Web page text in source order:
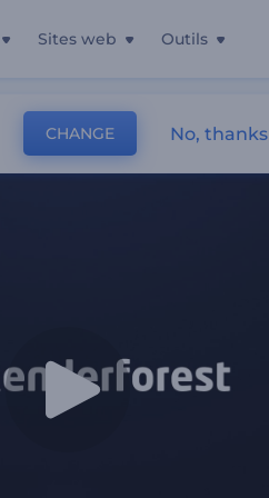
Sites web Outils
CHANGE No, thanks